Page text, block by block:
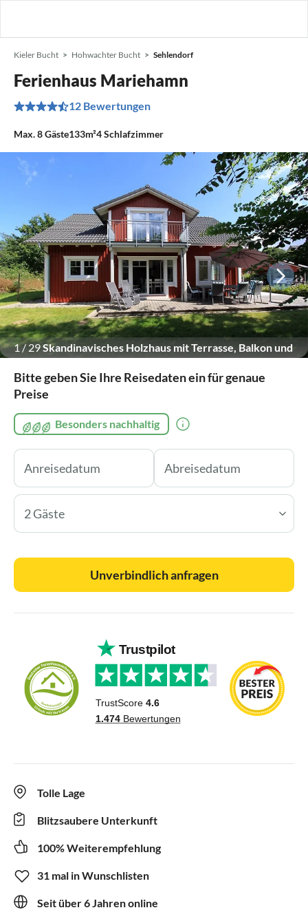
Kieler Bucht Hohwachter Bucht Sehlendorf
Ferienhaus Mariehamn
12 Bewertungen
Max.8Gäste133m²4Schlafzimmer
1/ 29Skandinavisches Holzhaus mit Terrasse, Balkon und
Bitte geben Sie Ihre Reisedaten ein für genaue
Preise
Besonders nachhaltig
2 Gäste
Unverbindlich anfragen
Tolle Lage
Blitzsaubere Unterkunft
100% Weiterempfehlung
31 mal in Wunschlisten
Seit über 6 Jahren online